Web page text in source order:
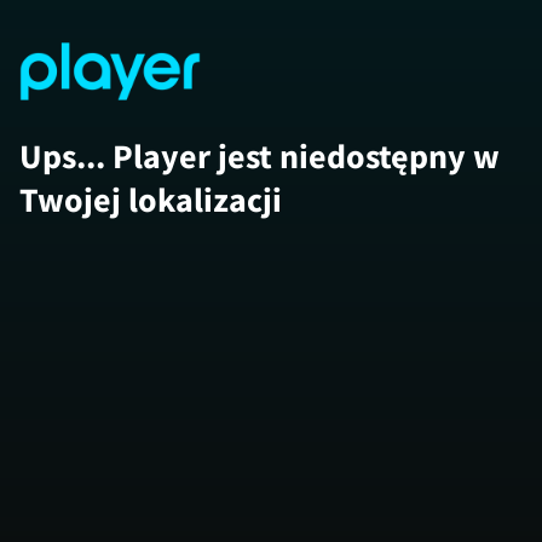
Ups... Player jest niedostępny w
Twojej lokalizacji